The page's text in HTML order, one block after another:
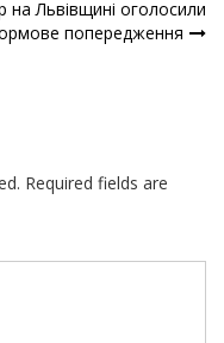
на Львівщині оголосили
попередження
Required fields are